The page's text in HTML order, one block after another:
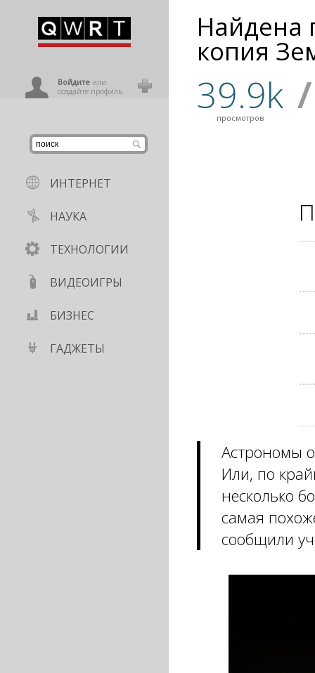
Войдитеили
создайте профиль
ИНТЕРНЕТ
НАУКА
ТЕХНОЛОГИИ
ВИДЕОИГРЫ
БИЗНЕС
ГАДЖЕТЫ
Найдена
копия
39.9k
просмотров /
Астрономы
Или, по
несколько
самая
сообщили